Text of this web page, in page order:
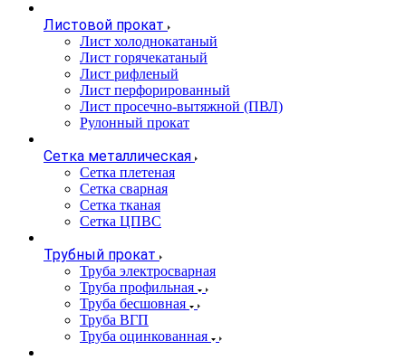
Листовой прокат
Лист холоднокатаный
Лист горячекатаный
Лист рифленый
Лист перфорированный
Лист просечно-вытяжной (ПВЛ)
Рулонный прокат
Сетка металлическая
Сетка плетеная
Сетка сварная
Сетка тканая
Сетка ЦПВС
Трубный прокат
Труба электросварная
Труба профильная
Труба бесшовная
Труба ВГП
Труба оцинкованная